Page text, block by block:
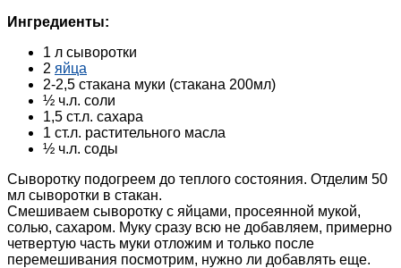
Ингредиенты:
1 л сыворотки
2 яйца
2-2,5 стакана муки (стакана 200мл)
½ ч.л. соли
1,5 ст.л. сахара
1 ст.л. растительного масла
½ ч.л. соды
Сыворотку подогреем до теплого состояния. Отделим 50
мл сыворотки в стакан.
Смешиваем сыворотку с яйцами, просеянной мукой,
солью, сахаром. Муку сразу всю не добавляем, примерно
четвертую часть муки отложим и только после
перемешивания посмотрим, нужно ли добавлять еще.